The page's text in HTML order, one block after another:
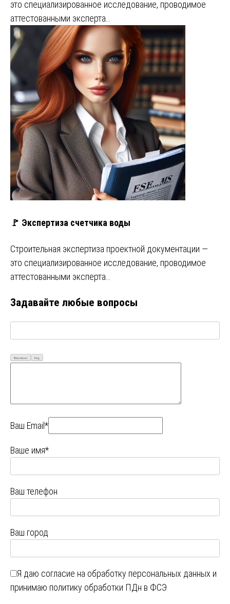
это специализированное исследование, проводимое
аттестованными эксперта…
🚩 Экспертиза счетчика воды
Строительная экспертиза проектной документации —
это специализированное исследование, проводимое
аттестованными эксперта…
Задавайте любые вопросы
Визуально Код
Ваш Email*
Ваше имя*
Ваш телефон
Ваш город
Я даю согласие на обработку персональных данных и
принимаю политику обработки ПДн в ФСЭ